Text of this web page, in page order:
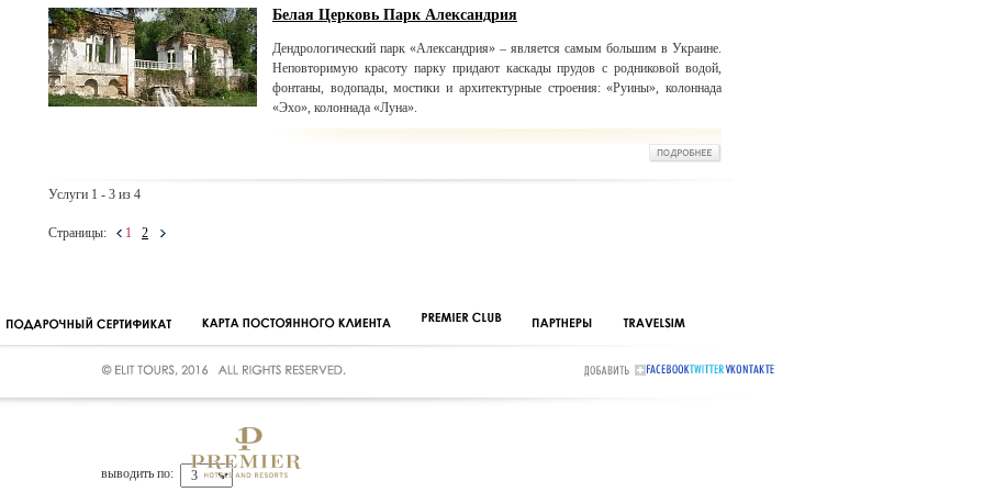
Белая Церковь Парк Александрия
Дендрологический парк «Александрия» – является самым большим в Украине.
Неповторимую красоту парку придают каскады прудов с родниковой водой,
фонтаны, водопады, мостики и архитектурные строения: «Руины», колоннада
«Эхо», колоннада «Луна».
Услуги 1 - 3 из 4
Страницы: 1 2
выводить по: